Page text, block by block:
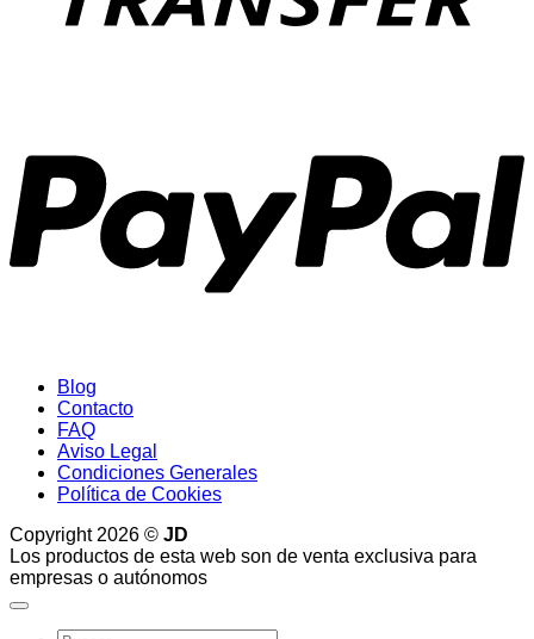
Blog
Contacto
FAQ
Aviso Legal
Condiciones Generales
Política de Cookies
Copyright 2026 © JD
Los productos de esta web son de venta exclusiva para
empresas o autónomos